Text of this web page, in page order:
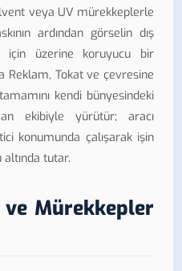
veya UV mürekkeplerle
ardından görselin dış
için üzerine koruyucu bir
Reklam, Tokat ve çevresine
kendi bünyesindeki
ekibiyle yürütür; aracı
konumunda çalışarak işin
altında tutar.
Mürekkepler